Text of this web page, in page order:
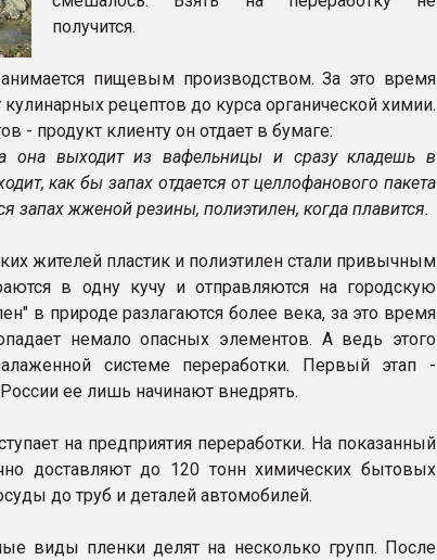
получится.
пищевым производством. За это время
кулинарных рецептов до курса органической химии.
- продукт клиенту он отдает в бумаге:
она выходит из вафельницы и сразу кладешь в
как бы запах отдается от целлофанового пакета
запах жженой резины, полиэтилен, когда плавится.
жителей пластик и полиэтилен стали привычным
в одну кучу и отправляются на городскую
в природе разлагаются более века, за это время
немало опасных элементов. А ведь этого
системе переработки. Первый этап -
ее лишь начинают внедрять.
на предприятия переработки. На показанный
доставляют до 120 тонн химических бытовых
до труб и деталей автомобилей.
виды пленки делят на несколько групп. После